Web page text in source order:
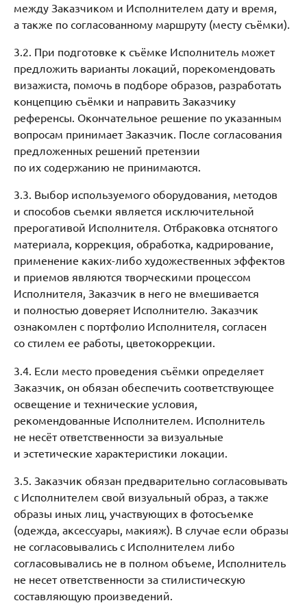
между Заказчиком и Исполнителем дату и время,
а также по согласованному маршруту (месту съёмки).
3.2. При подготовке к съёмке Исполнитель может
предложить варианты локаций, порекомендовать
визажиста, помочь в подборе образов, разработать
концепцию съёмки и направить Заказчику
референсы. Окончательное решение по указанным
вопросам принимает Заказчик. После согласования
предложенных решений претензии
по их содержанию не принимаются.
3.3. Выбор используемого оборудования, методов
и способов съемки является исключительной
прерогативой Исполнителя. Отбраковка отснятого
материала, коррекция, обработка, кадрирование,
применение каких-либо художественных эффектов
и приемов являются творческими процессом
Исполнителя, Заказчик в него не вмешивается
и полностью доверяет Исполнителю. Заказчик
ознакомлен с портфолио Исполнителя, согласен
со стилем ее работы, цветокоррекции.
3.4. Если место проведения съёмки определяет
Заказчик, он обязан обеспечить соответствующее
освещение и технические условия,
рекомендованные Исполнителем. Исполнитель
не несёт ответственности за визуальные
и эстетические характеристики локации.
3.5. Заказчик обязан предварительно согласовывать
с Исполнителем свой визуальный образ, а также
образы иных лиц, участвующих в фотосъемке
(одежда, аксессуары, макияж). В случае если образы
не согласовывались с Исполнителем либо
согласовывались не в полном объеме, Исполнитель
не несет ответственности за стилистическую
составляющую произведений.